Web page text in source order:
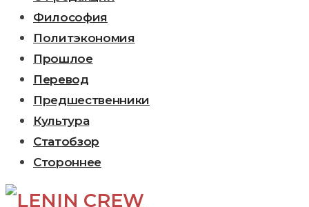
Философия
Политэкономия
Прошлое
Перевод
Предшественники
Культура
Статобзор
Стороннее